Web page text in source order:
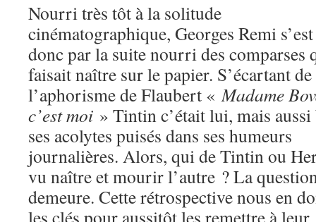
Nourri très tôt à la solitude
cinématographique, Georges Remi s’est
donc par la suite nourri des comparses
faisait naître sur le papier. S’écartant de
l’aphorisme de Flaubert «Madame
c’est moi » Tintin c’était lui, mais
ses acolytes puisés dans ses humeurs
journalières. Alors, qui de Tintin ou
vu naître et mourir l’autre ? La
demeure. Cette rétrospective nous en
les clés pour aussitôt les remettre à leur